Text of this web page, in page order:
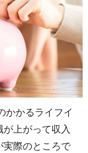
かかるライフイ
上がって収入
実際のところで